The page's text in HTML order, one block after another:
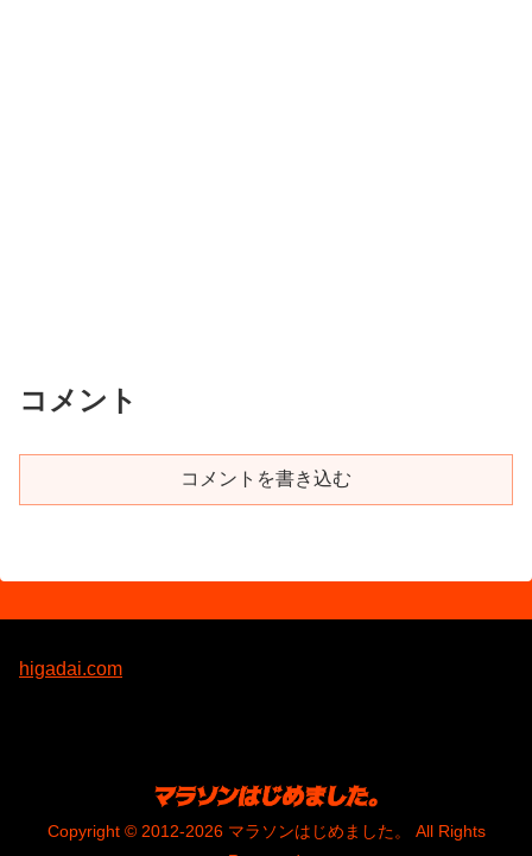
コメント
コメントを書き込む
higadai.com
Copyright © 2012-2026 マラソンはじめました。 All Rights